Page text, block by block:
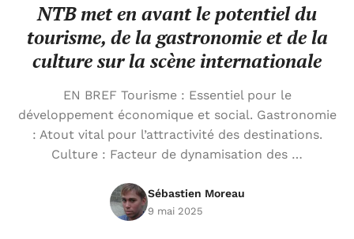
NTB met en avant le potentiel du
tourisme, de la gastronomie et de la
culture sur la scène internationale
EN BREF Tourisme : Essentiel pour le
développement économique et social. Gastronomie
: Atout vital pour l’attractivité des destinations.
Culture : Facteur de dynamisation des …
Sébastien Moreau
9 mai 2025